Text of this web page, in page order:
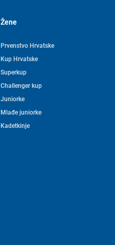
Žene
Prvenstvo Hrvatske
Kup Hrvatske
Superkup
Challenger kup
Juniorke
Mlađe juniorke
Kadetkinje